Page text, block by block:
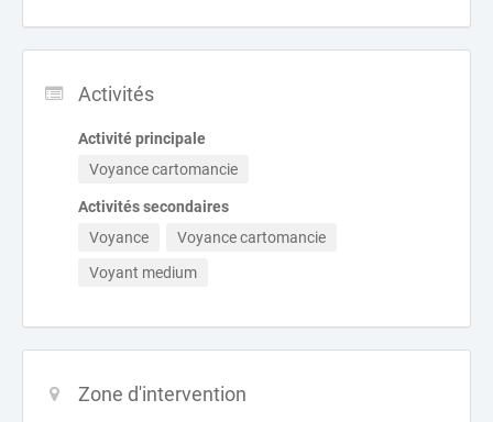
Activités
Activité principale
Voyance cartomancie
Activités secondaires
Voyance
Voyance cartomancie
Voyant medium
Zone d'intervention